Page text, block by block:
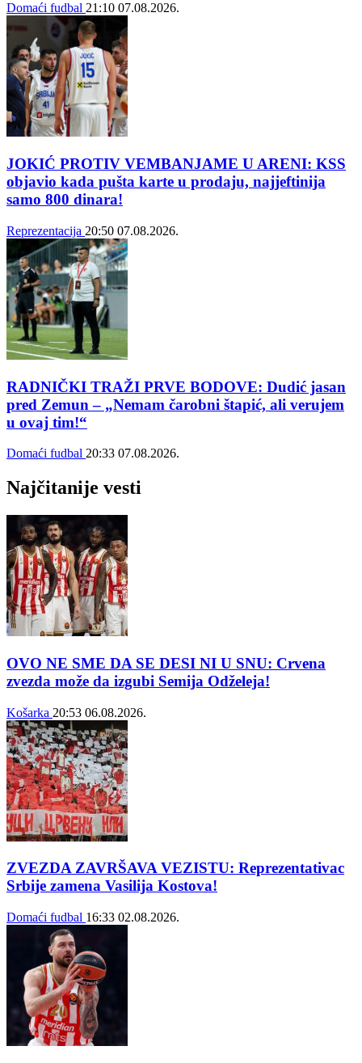
Domaći fudbal 21:10 07.08.2026.
JOKIĆ PROTIV VEMBANJAME U ARENI: KSS
objavio kada pušta karte u prodaju, najjeftinija
samo 800 dinara!
Reprezentacija 20:50 07.08.2026.
RADNIČKI TRAŽI PRVE BODOVE: Dudić jasan
pred Zemun – „Nemam čarobni štapić, ali verujem
u ovaj tim!“
Domaći fudbal 20:33 07.08.2026.
Najčitanije vesti
OVO NE SME DA SE DESI NI U SNU: Crvena
zvezda može da izgubi Semija Odželeja!
Košarka 20:53 06.08.2026.
ZVEZDA ZAVRŠAVA VEZISTU: Reprezentativac
Srbije zamena Vasilija Kostova!
Domaći fudbal 16:33 02.08.2026.